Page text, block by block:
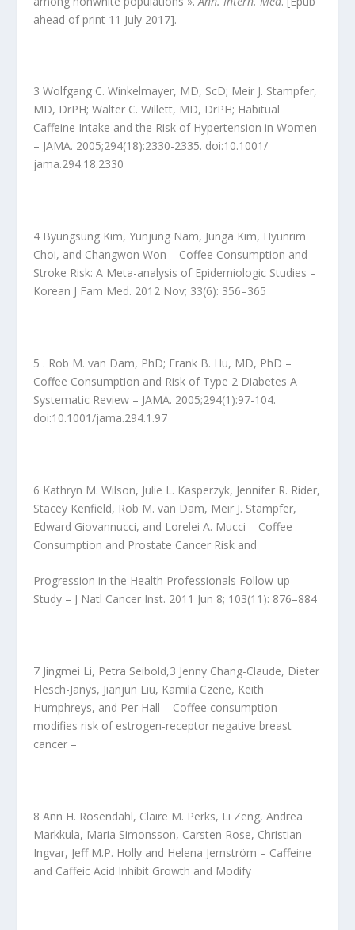
ahead of print 11 July 2017].
3 Wolfgang C. Winkelmayer, MD, ScD; Meir J. Stampfer,
MD, DrPH; Walter C. Willett, MD, DrPH; Habitual
Caffeine Intake and the Risk of Hypertension in Women
– JAMA. 2005;294(18):2330-2335. doi:10.1001/
jama.294.18.2330
4 Byungsung Kim, Yunjung Nam, Junga Kim, Hyunrim
Choi, and Changwon Won – Coffee Consumption and
Stroke Risk: A Meta-analysis of Epidemiologic Studies –
Korean J Fam Med. 2012 Nov; 33(6): 356–365
5 . Rob M. van Dam, PhD; Frank B. Hu, MD, PhD –
Coffee Consumption and Risk of Type 2 Diabetes A
Systematic Review – JAMA. 2005;294(1):97-104.
doi:10.1001/jama.294.1.97
6 Kathryn M. Wilson, Julie L. Kasperzyk, Jennifer R. Rider,
Stacey Kenfield, Rob M. van Dam, Meir J. Stampfer,
Edward Giovannucci, and Lorelei A. Mucci – Coffee
Consumption and Prostate Cancer Risk and
Progression in the Health Professionals Follow-up
Study – J Natl Cancer Inst. 2011 Jun 8; 103(11): 876–884
7 Jingmei Li, Petra Seibold,3 Jenny Chang-Claude, Dieter
Flesch-Janys, Jianjun Liu, Kamila Czene, Keith
Humphreys, and Per Hall – Coffee consumption
modifies risk of estrogen-receptor negative breast
cancer –
8 Ann H. Rosendahl, Claire M. Perks, Li Zeng, Andrea
Markkula, Maria Simonsson, Carsten Rose, Christian
Ingvar, Jeff M.P. Holly and Helena Jernström – Caffeine
and Caffeic Acid Inhibit Growth and Modify